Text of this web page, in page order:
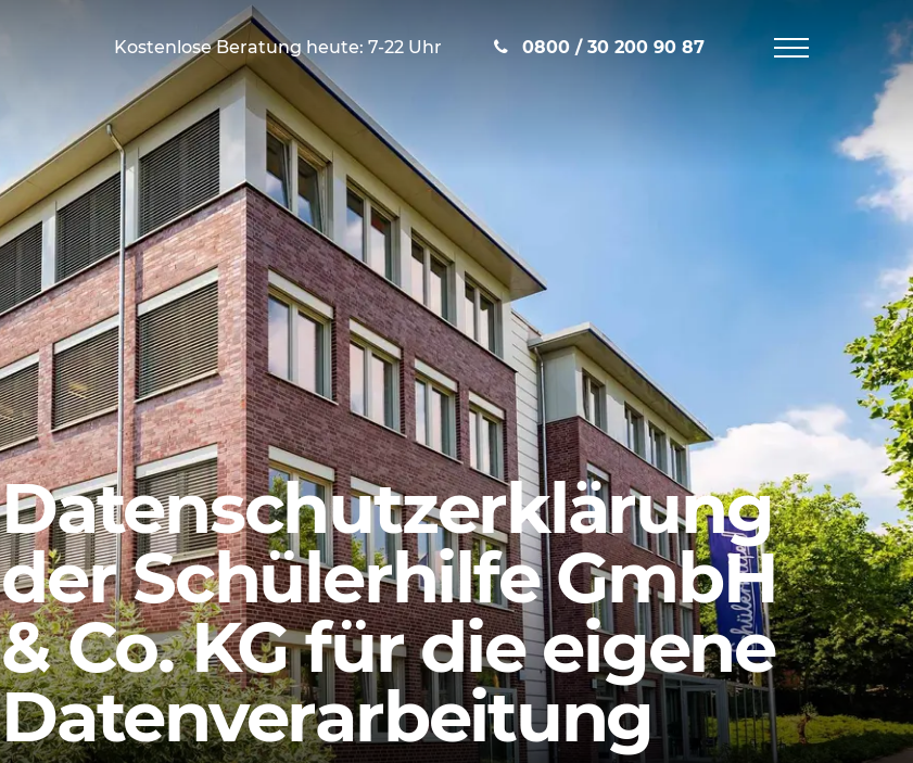
Kostenlose Beratung heute: 7-22 Uhr 0800 / 30 200 90 87
Navigation
Datenschutzerklärung
der Schülerhilfe GmbH
& Co. KG für die eigene
Datenverarbeitung